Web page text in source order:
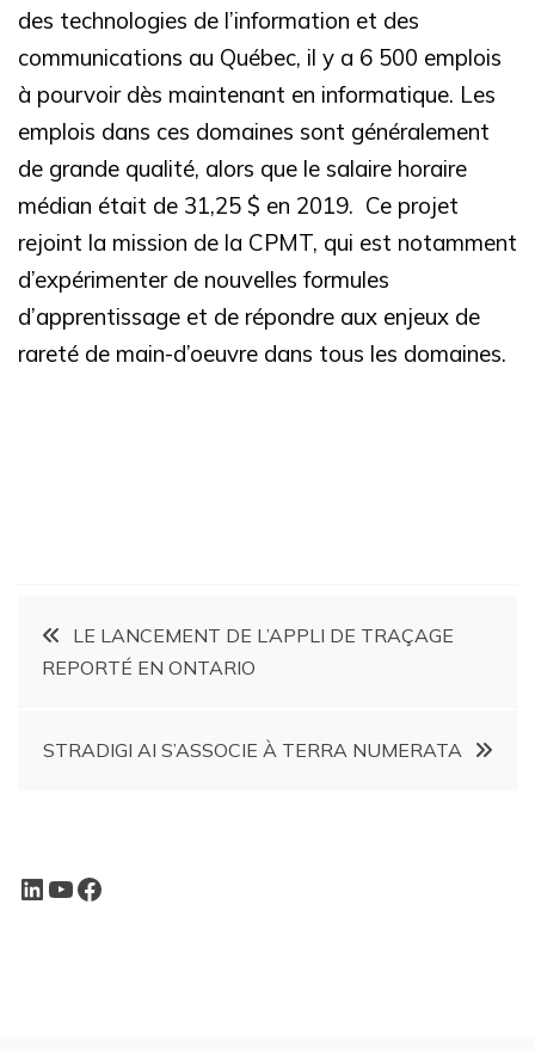
des technologies de l’information et des
communications au Québec, il y a 6 500 emplois
à pourvoir dès maintenant en informatique. Les
emplois dans ces domaines sont généralement
de grande qualité, alors que le salaire horaire
médian était de 31,25 $ en 2019. Ce projet
rejoint la mission de la CPMT, qui est notamment
d’expérimenter de nouvelles formules
d’apprentissage et de répondre aux enjeux de
rareté de main-d’oeuvre dans tous les domaines.
LE LANCEMENT DE L’APPLI DE TRAÇAGE
REPORTÉ EN ONTARIO
STRADIGI AI S’ASSOCIE À TERRA NUMERATA